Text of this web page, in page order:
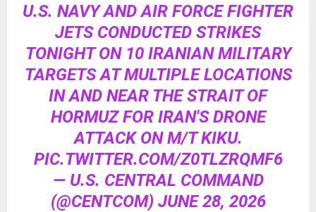
U.S. NAVY AND AIR FORCE FIGHTER
JETS CONDUCTED STRIKES
TONIGHT ON 10 IRANIAN MILITARY
TARGETS AT MULTIPLE LOCATIONS
IN AND NEAR THE STRAIT OF
HORMUZ FOR IRAN'S DRONE
ATTACK ON M/T KIKU.
PIC.TWITTER.COM/Z0TLZRQMF6
— U.S. CENTRAL COMMAND
(@CENTCOM) JUNE 28, 2026